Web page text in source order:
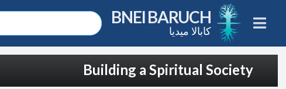
BNEI BARUCH
كابالا ميديا
Building a Spiritual Society